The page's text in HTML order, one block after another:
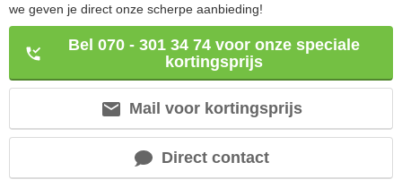
we geven je direct onze scherpe aanbieding!
Bel 070 - 301 34 74 voor onze speciale
kortingsprijs
Mail voor kortingsprijs
Direct contact